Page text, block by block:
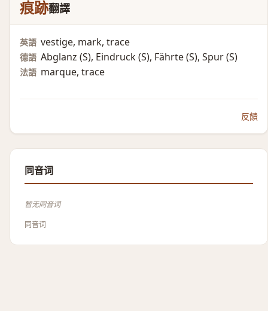
痕跡翻譯
英語 vestige, mark, trace
德語 Abglanz (S)​, Eindruck (S)​, Fährte (S)​, Spur (S)​
法語 marque, trace
反饋
同音词
暂无同音词
同音词